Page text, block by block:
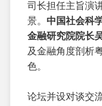
司长担任主旨演
景。 中国社会科
金融研究院院长
及金融角度剖析
色。
论坛并设对谈交